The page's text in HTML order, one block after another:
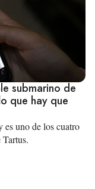
submarino de
que hay que
es uno de los cuatro